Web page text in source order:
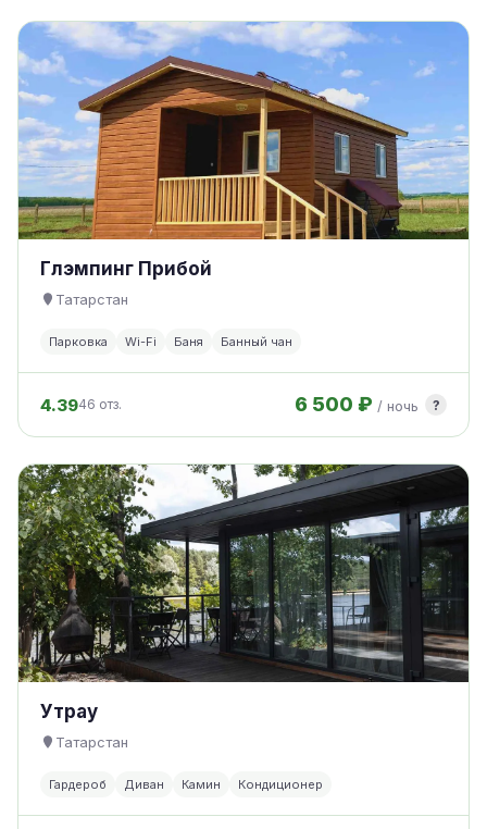
Глэмпинг Прибой
Татарстан
Парковка Wi-Fi Баня Банный чан
4.3946 отз. 6 500 ₽ / ночь ?
Утрау
Татарстан
Гардероб Диван Камин Кондиционер